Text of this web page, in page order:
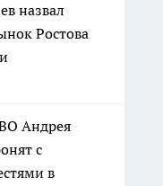
назвал
Ростова
Андрея
с
в